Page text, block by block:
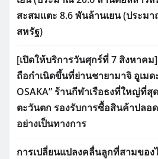
สะสมแตะ 8.6 พันล้านเยน (ประม
สหรัฐ)
[เปิดให้บริการวันศุกร์ที่ 7 สิงหาค
ถือกำเนิดขึ้นที่ย่านชายามาจิ อูเมด
OSAKA” ร้านกีฬาเรือธงที่ใหญ่ที่
ตะวันตก รองรับการซื้อสินค้าปลอ
อย่างเป็นทางการ
การเปลี่ยนแปลงคลื่นลูกที่สามของ